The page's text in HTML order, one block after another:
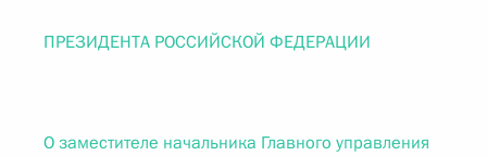
ПРЕЗИДЕНТА РОССИЙСКОЙ ФЕДЕРАЦИИ
О заместителе начальника Главного управления